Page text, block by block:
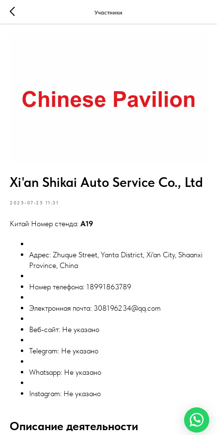
Участники
Xi'an Shikai Auto Service Co., Ltd
2025-07-25 11:31
Китай Номер стенда: A19
Адрес: Zhuque Street, Yanta District, Xi'an City, Shaanxi
Province, China
Номер телефона: 18991863789
Электронная почта: 308196234@qq.com
Веб-сайт: Не указано
Telegram: Не указано
Whatsapp: Не указано
Instagram: Не указано
Описание деятельности